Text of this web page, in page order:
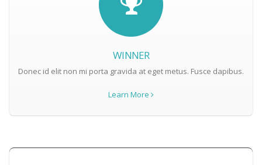
WINNER
Donec id elit non mi porta gravida at eget metus. Fusce dapibus.
Learn More